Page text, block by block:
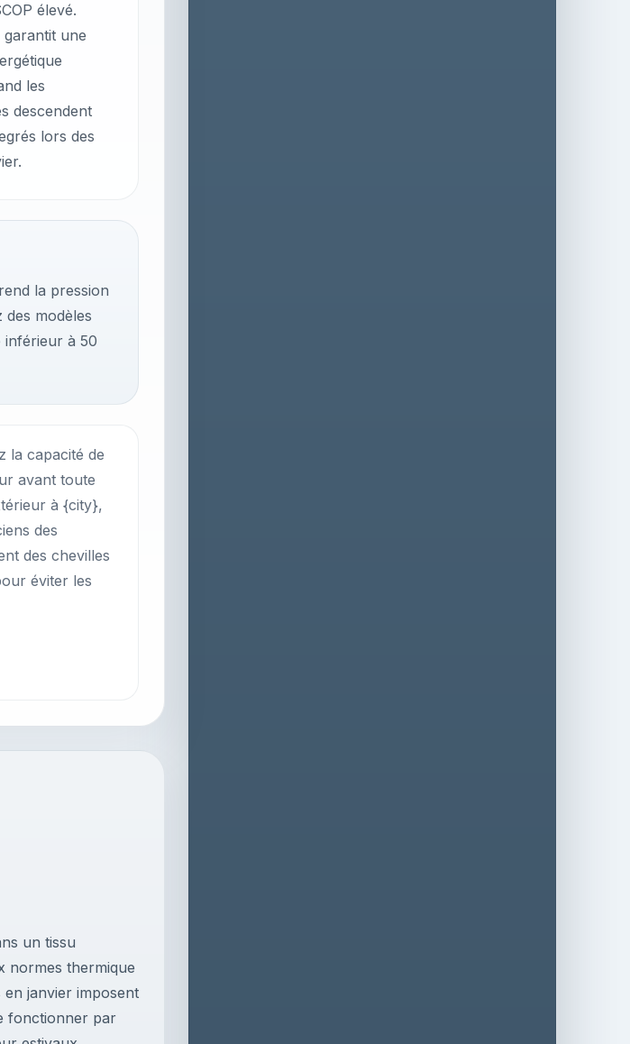
élevé.
une
les
descendent
lors des
la pression
modèles
inférieur à 50
la capacité de
avant toute
à {city},
des
des chevilles
éviter les
un tissu
normes thermique
janvier imposent
fonctionner par